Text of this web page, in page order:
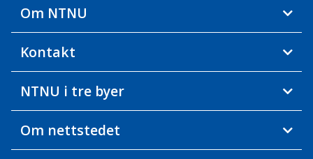
Om NTNU
Kontakt
NTNU i tre byer
Om nettstedet